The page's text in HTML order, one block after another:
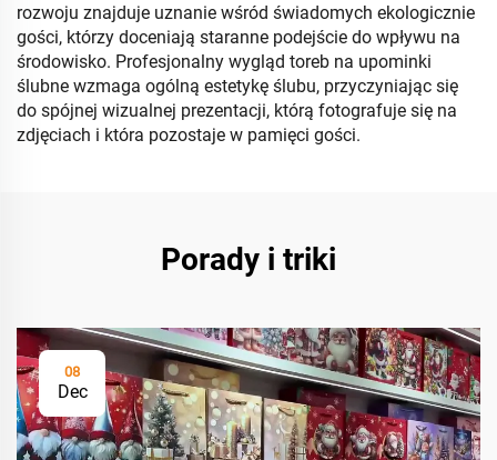
rozwoju znajduje uznanie wśród świadomych ekologicznie
gości, którzy doceniają staranne podejście do wpływu na
środowisko. Profesjonalny wygląd toreb na upominki
ślubne wzmaga ogólną estetykę ślubu, przyczyniając się
do spójnej wizualnej prezentacji, którą fotografuje się na
zdjęciach i która pozostaje w pamięci gości.
Porady i triki
08
Dec